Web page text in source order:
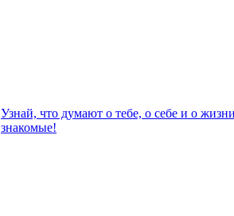
Узнай, что думают о тебе, о себе и о
знакомые!